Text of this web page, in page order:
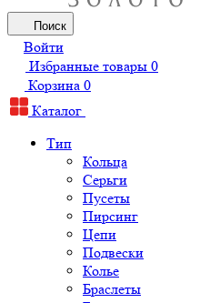
Поиск
Войти
Избранные товары 0
Корзина 0
Каталог
Тип
Кольца
Серьги
Пусеты
Пирсинг
Цепи
Подвески
Колье
Браслеты